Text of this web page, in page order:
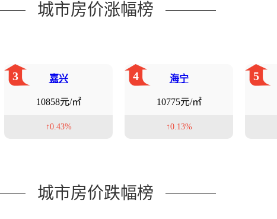
城市房价涨幅榜
3 嘉兴
10858元/㎡
↑0.43%
4 海宁
10775元/㎡
↑0.13%
5
城市房价跌幅榜